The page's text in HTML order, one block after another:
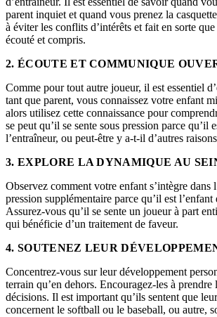
parent inquiet et quand vous prenez la
à éviter les conflits d’intérêts et fait en sorte
écouté et compris.
2. ÉCOUTE ET COMMUNIQUE
Comme pour tout autre joueur, il est essentiel
tant que parent, vous connaissez votre enfant
alors utilisez cette connaissance pour
se peut qu’il se sente sous pression parce qu’il
l’entraîneur, ou peut-être y a-t-il d’autres
3. EXPLORE LA DYNAMIQUE AU
Observez comment votre enfant s’intègre dans
pression supplémentaire parce qu’il est l’enfant
Assurez-vous qu’il se sente un joueur à part
qui bénéficie d’un traitement de faveur.
4. SOUTENEZ LEUR
Concentrez-vous sur leur développement
terrain qu’en dehors. Encouragez-les à prendre
décisions. Il est important qu’ils sentent que
concernent le softball ou le baseball, ou autre,